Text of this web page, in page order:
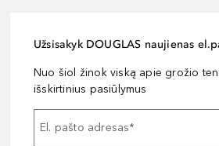
Užsisakyk DOUGLAS naujienas
Nuo šiol žinok viską apie grožio
išskirtinius pasiūlymus
El. pašto adresas*